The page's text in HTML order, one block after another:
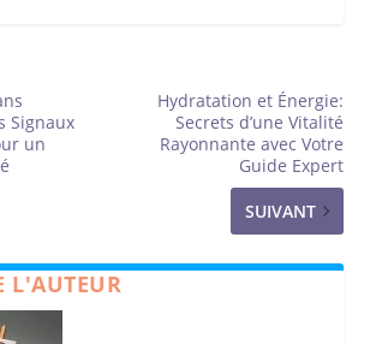
Signaux
un
Hydratation et Énergie:
Secrets d’une Vitalité
Rayonnante avec Votre
Guide Expert
SUIVANT
L'AUTEUR